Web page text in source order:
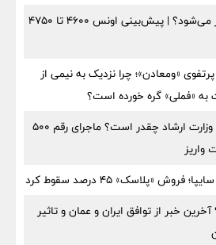
قیمت طلا دوباره منفجر می‌شود؟ | پیش‌بینی اونس ۴۶۰۰ تا ۴۷۵۰
پرتفوی «ومعادن»؛ چرا نزدیک به نیمی از
به «فملی» گره خورده است؟
هدیه روز خبرنگار ۱۴۰۵ وزارت ارشاد چقدر است؟ ماجرای رقم ۵۰۰
واریز
«پلاسک» ۴۵ درصد سقوط کرد
خبر از توافق ایران و عمان و تاثیر